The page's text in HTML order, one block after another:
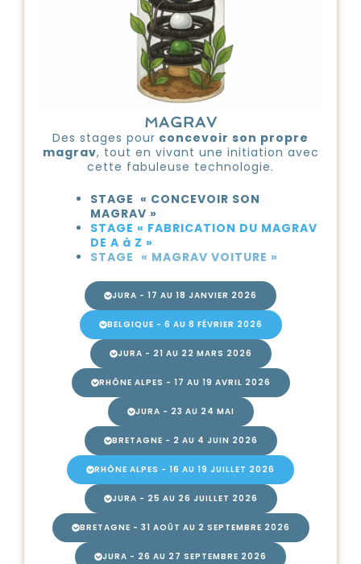
MAGRAV
Des stages pour concevoir son propre
magrav, tout en vivant une initiation avec
cette fabuleuse technologie.
STAGE « CONCEVOIR SON
MAGRAV »
STAGE « FABRICATION DU MAGRAV
DE A à Z »
STAGE « MAGRAV VOITURE »
JURA - 17 AU 18 JANVIER 2026
BELGIQUE - 6 AU 8 FÉVRIER 2026
JURA - 21 AU 22 MARS 2026
RHÔNE ALPES - 17 AU 19 AVRIL 2026
JURA - 23 AU 24 MAI
BRETAGNE - 2 AU 4 JUIN 2026
RHÔNE ALPES - 16 AU 19 JUILLET 2026
JURA - 25 AU 26 JUILLET 2026
BRETAGNE - 31 AOÛT AU 2 SEPTEMBRE 2026
JURA - 26 AU 27 SEPTEMBRE 2026